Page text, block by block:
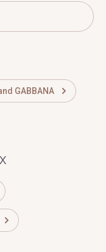
GABBANA